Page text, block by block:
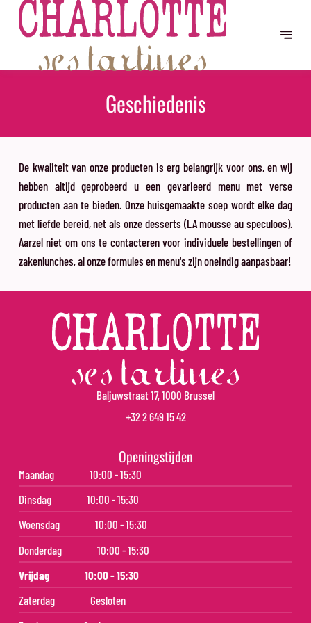
Geschiedenis
De kwaliteit van onze producten is erg belangrijk voor ons, en wij
hebben altijd geprobeerd u een gevarieerd menu met verse
producten aan te bieden. Onze huisgemaakte soep wordt elke dag
met liefde bereid, net als onze desserts (LA mousse au speculoos).
Aarzel niet om ons te contacteren voor individuele bestellingen of
zakenlunches, al onze formules en menu's zijn oneindig aanpasbaar!
Baljuwstraat 17, 1000 Brussel
+32 2 649 15 42
Openingstijden
Maandag
10:00 - 15:30
Dinsdag
10:00 - 15:30
Woensdag
10:00 - 15:30
Donderdag
10:00 - 15:30
Vrijdag
10:00 - 15:30
Zaterdag
Gesloten